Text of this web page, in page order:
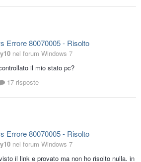
Errore 80070005 - Risolto
nel forum Windows 7
il mio stato pc?
17 risposte
Errore 80070005 - Risolto
nel forum Windows 7
il link e provato ma non ho risolto nulla. in